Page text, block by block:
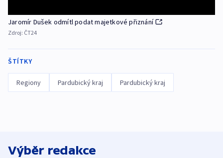
Jaromír Dušek odmítl podat majetkové přiznání
Zdroj: ČT24
ŠTÍTKY
Regiony Pardubický kraj Pardubický kraj
Výběr redakce